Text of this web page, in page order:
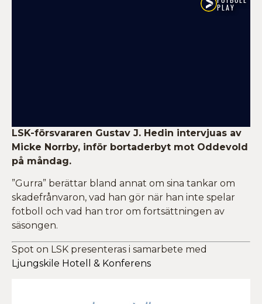
LSK-försvararen Gustav J. Hedin intervjuas av
Micke Norrby, inför bortaderbyt mot Oddevold
på måndag.
”Gurra” berättar bland annat om sina tankar om
skadefrånvaron, vad han gör när han inte spelar
fotboll och vad han tror om fortsättningen av
säsongen.
Spot on LSK presenteras i samarbete med
Ljungskile Hotell & Konferens